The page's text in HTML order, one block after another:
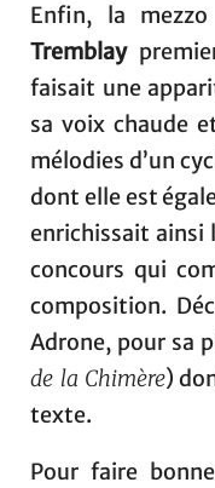
Enfin, la mezzo
Tremblay
faisait une
sa voix chaude
mélodies d’un
dont elle est
enrichissait ainsi
concours qui
composition.
Adrone, pour sa
de la Chimère)
texte.
Pour faire